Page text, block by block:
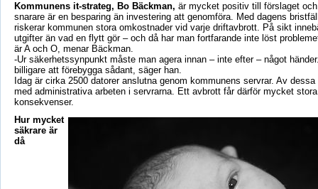
Kommunens it-strateg, Bo Bäckman, är mycket positiv till förslaget
snarare är en besparing än investering att genomföra. Med dagens
riskerar kommunen stora omkostnader vid varje driftavbrott. På sikt
utgifter än vad en flytt gör – och då har man fortfarande inte löst
är A och O, menar Bäckman.
-Ur säkerhetssynpunkt måste man agera innan – inte efter – något
billigare att förebygga sådant, säger han.
Idag är cirka 2500 datorer anslutna genom kommunens servrar. Av
med administrativa arbeten i servrarna. Ett avbrott får därför mycket
konsekvenser.
Hur mycket
säkrare är
då